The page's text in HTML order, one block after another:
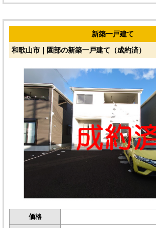
新築一戸建て
和歌山市｜園部の新築一戸建て（成約済）
価格